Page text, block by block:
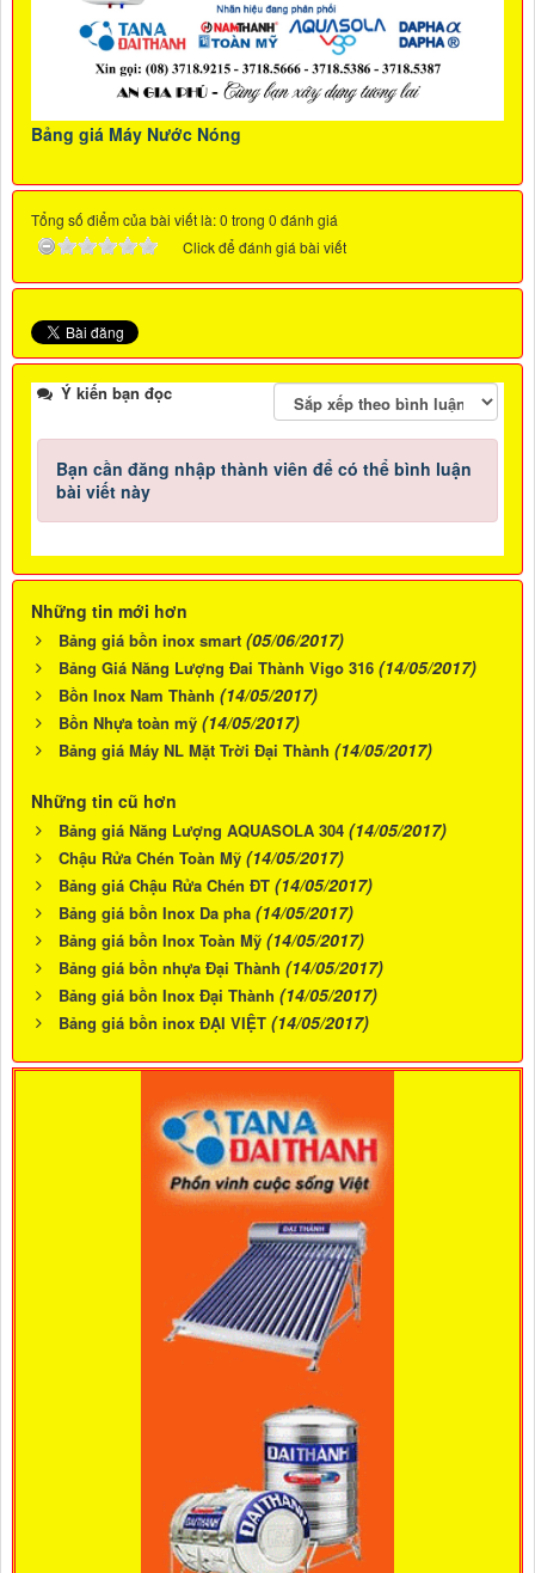
Bảng giá Máy Nước Nóng
Tổng số điểm của bài viết là: 0 trong 0 đánh giá
Click để đánh giá bài viết
Ý kiến bạn đọc
Bạn cần đăng nhập thành viên để có thể bình luận
bài viết này
Những tin mới hơn
Bảng giá bồn inox smart (05/06/2017)
Bảng Giá Năng Lượng Đai Thành Vigo 316 (14/05/2017)
Bồn Inox Nam Thành (14/05/2017)
Bồn Nhựa toàn mỹ (14/05/2017)
Bảng giá Máy NL Mặt Trời Đại Thành (14/05/2017)
Những tin cũ hơn
Bảng giá Năng Lượng AQUASOLA 304 (14/05/2017)
Chậu Rửa Chén Toàn Mỹ (14/05/2017)
Bảng giá Chậu Rửa Chén ĐT (14/05/2017)
Bảng giá bồn Inox Da pha (14/05/2017)
Bảng giá bồn Inox Toàn Mỹ (14/05/2017)
Bảng giá bồn nhựa Đại Thành (14/05/2017)
Bảng giá bồn Inox Đại Thành (14/05/2017)
Bảng giá bồn inox ĐẠI VIỆT (14/05/2017)